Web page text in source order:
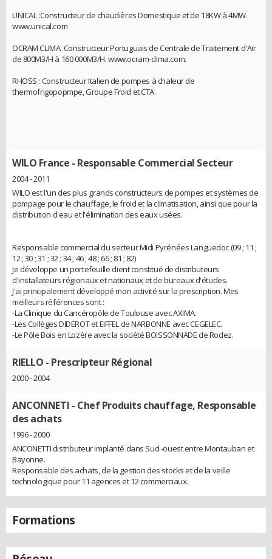
UNICAL :Constructeur de chaudières Domestique et de 18KW à 4MW.
www.unical.com
OCRAM CLIMA: Constructeur Portuguais de Centrale de Traitement d'Air
de 800M3/H à 160 000M3/H. www.ocram-clima.com.
RHOSS : Constructeur Italien de pompes à chaleur de
thermofrigopopmpe, Groupe Froid et CTA.
WILO France - Responsable Commercial Secteur
2004 - 2011
WILO est l'un des plus grands constructeurs de pompes et systèmes de
pompage pour le chauffage, le froid et la climatisation, ainsi que pour la
distribution d'eau et l'élimination des eaux usées.
Responsable commercial du secteur Midi Pyrénées Languedoc (09 ; 11 ;
12 ; 30 ; 31 ; 32 ; 34 ; 46 ; 48 ; 66 ; 81 ; 82)
Je développe un portefeuille client constitué de distributeurs
d'installateurs régionaux et nationaux et de bureaux d'études.
J'ai principalement développé mon activité sur la prescription. Mes
meilleurs références sont :
-La Clinique du Cancéropôle de Toulouse avec AXIMA.
-Les Collèges DIDEROT et EIFFEL de NARBONNE avec CEGELEC.
-Le Pôle Bois en Lozère avec la société BOISSONNADE de Rodez.
RIELLO - Prescripteur Régional
2000 - 2004
ANCONNETI - Chef Produits chauffage, Responsable
des achats
1996 - 2000
ANCONETTI distributeur implanté dans Sud -ouest entre Montauban et
Bayonne.
Responsable des achats, de la gestion des stocks et de la veille
technologique pour 11 agences et 12 commerciaux.
Formations